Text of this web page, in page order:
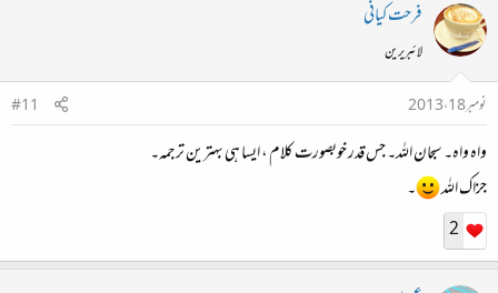
فرحت کیانی
لائبریرین
نومبر 18، 2013
#11
واہ واہ۔ سبحان اللہ۔ جس قدر خوبصورت کلام ، ایسا ہی بہترین ترجمہ۔
جزاک اللہ
۔
2